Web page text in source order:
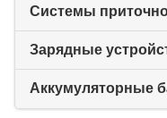
Зарядные
Аккумуляторные